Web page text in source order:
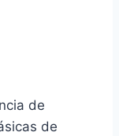
de
de